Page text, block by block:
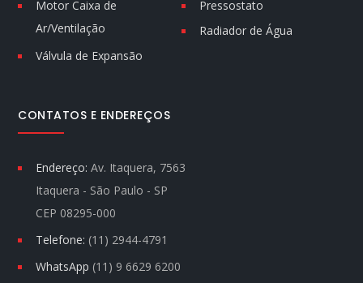
Motor Caixa de
Ar/Ventilação
Pressostato
Radiador de Água
Válvula de Expansão
CONTATOS E ENDEREÇOS
Endereço: Av. Itaquera, 7563
Itaquera - São Paulo - SP
CEP 08295-000
Telefone: (11) 2944-4791
WhatsApp (11) 9 6629 6200